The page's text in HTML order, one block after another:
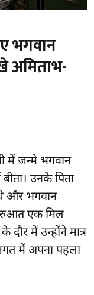
भगवान
अमिताभ-
में जन्मे भगवान
उनके पिता
और भगवान
एक मिल
में उन्होंने मात्र
में अपना पहला